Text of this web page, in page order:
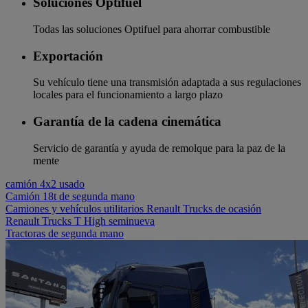
Todas las soluciones Optifuel para ahorrar combustible
Exportación
Su vehículo tiene una transmisión adaptada a sus regulaciones
locales para el funcionamiento a largo plazo
Garantía de la cadena cinemática
Servicio de garantía y ayuda de remolque para la paz de la
mente
camión 4x2 usado
Camión 18t de segunda mano
Camiones y vehículos utilitarios Renault Trucks de ocasión
Renault Trucks T High seminueva
Tractoras de segunda mano